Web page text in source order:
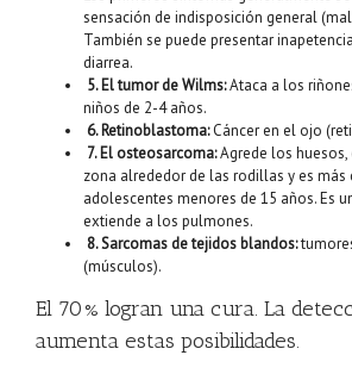
sensación de indisposición general
También se puede presentar
diarrea.
5. El tumor de Wilms:Ataca a los
niños de 2-4 años.
6. Retinoblastoma:Cáncer en el ojo
7. El osteosarcoma:Agrede los
zona alrededor de las rodillas y es más
adolescentes menores de 15 años. Es
extiende a los pulmones.
8. Sarcomas de tejidos blandos:
(músculos).
El 70% logran una cura. La
aumenta estas posibilidades.